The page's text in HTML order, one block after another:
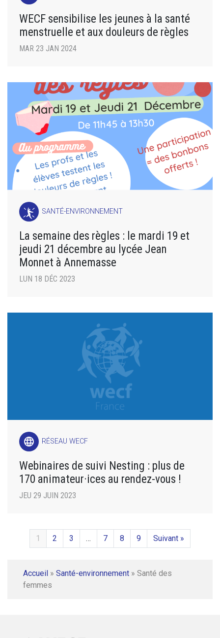
WECF sensibilise les jeunes à la santé
menstruelle et aux douleurs de règles
MAR 23 JAN 2024
SANTÉ-ENVIRONNEMENT
La semaine des règles : le mardi 19 et
jeudi 21 décembre au lycée Jean
Monnet à Annemasse
LUN 18 DÉC 2023
language RÉSEAU WECF
Webinaires de suivi Nesting : plus de
170 animateur·ices au rendez-vous !
JEU 29 JUIN 2023
1 2 3 … 7 8 9 Suivant »
Accueil » Santé-environnement » Santé des
femmes